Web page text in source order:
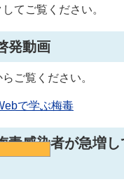
てご覧ください。
発動画
ご覧ください。
で学ぶ梅毒
毒感染者が急増し